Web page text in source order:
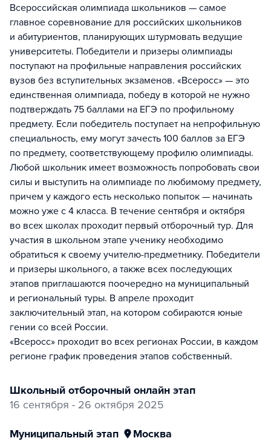
Всероссийская олимпиада школьников — самое
главное соревнование для российских школьников
и абитуриентов, планирующих штурмовать ведущие
университеты. Победители и призеры олимпиады
поступают на профильные направления российских
вузов без вступительных экзаменов. «Всеросс» — это
единственная олимпиада, победу в которой не нужно
подтверждать 75 баллами на ЕГЭ по профильному
предмету. Если победитель поступает на непрофильную
специальность, ему могут зачесть 100 баллов за ЕГЭ
по предмету, соответствующему профилю олимпиады.
Любой школьник имеет возможность попробовать свои
силы и выступить на олимпиаде по любимому предмету,
причем у каждого есть несколько попыток — начинать
можно уже с 4 класса. В течение сентября и октября
во всех школах проходит первый отборочный тур. Для
участия в школьном этапе ученику необходимо
обратиться к своему учителю-предметнику. Победители
и призеры школьного, а также всех последующих
этапов приглашаются поочередно на муниципальный
и региональный туры. В апреле проходит
заключительный этап, на котором собираются юные
гении со всей России.
«Всеросс» проходит во всех регионах России, в каждом
регионе график проведения этапов собственный.
Школьный отборочный онлайн этап
16 сентября - 26 октября 2025
муниципальный этап
Москва